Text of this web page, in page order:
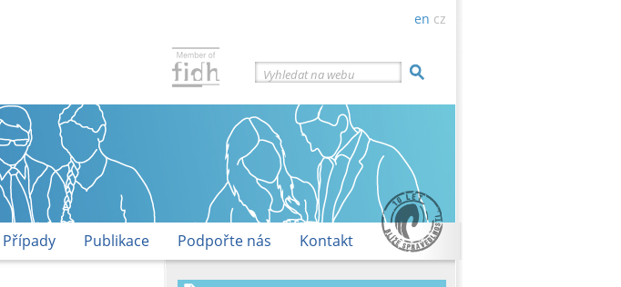
Vyhledat na webu
en cz
Případy Publikace Podpořte nás Kontakt